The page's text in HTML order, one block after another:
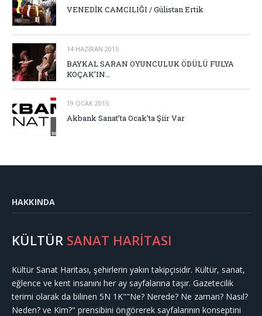
VENEDİK CAMCILIĞI / Gülistan Ertik
14 HAZIRAN 2015
BAYKAL SARAN OYUNCULUK ÖDÜLÜ FULYA
KOÇAK’IN…
19 OCAK 2015
Akbank Sanat’ta Ocak’ta Şiir Var
HAKKINDA
KÜLTÜR SANAT HARİTASI
Kültür Sanat Haritası, şehirlerin yakın takipçisidir. Kültür, sanat,
eğlence ve kent insanını her ay sayfalarına taşır. Gazetecilik
terimi olarak da bilinen 5N 1K""Ne? Nerede? Ne zaman? Nasıl?
Neden? ve Kim?" prensibini öngörerek sayfalarının konseptini